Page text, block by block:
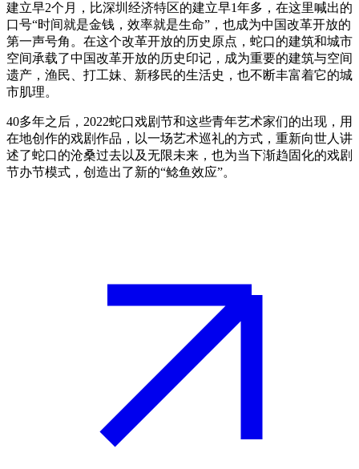
建立早2个月，比深圳经济特区的建立早1年多，在这里喊出的
口号“时间就是金钱，效率就是生命”，也成为中国改革开放的
第一声号角。在这个改革开放的历史原点，蛇口的建筑和城市
空间承载了中国改革开放的历史印记，成为重要的建筑与空间
遗产，渔民、打工妹、新移民的生活史，也不断丰富着它的城
市肌理。
40多年之后，2022蛇口戏剧节和这些青年艺术家们的出现，用
在地创作的戏剧作品，以一场艺术巡礼的方式，重新向世人讲
述了蛇口的沧桑过去以及无限未来，也为当下渐趋固化的戏剧
节办节模式，创造出了新的“鲶鱼效应”。